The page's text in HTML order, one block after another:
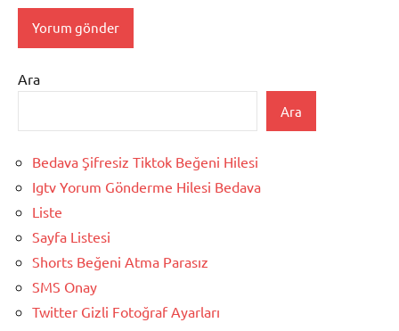
Ara
Ara
Bedava Şifresiz Tiktok Beğeni Hilesi
Igtv Yorum Gönderme Hilesi Bedava
Liste
Sayfa Listesi
Shorts Beğeni Atma Parasız
SMS Onay
Twitter Gizli Fotoğraf Ayarları